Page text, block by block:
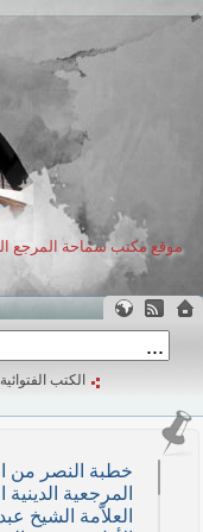
موقع مكتب سماحة المرجع
الكتب الفتوائية
خطبة النصر من
المرجعية